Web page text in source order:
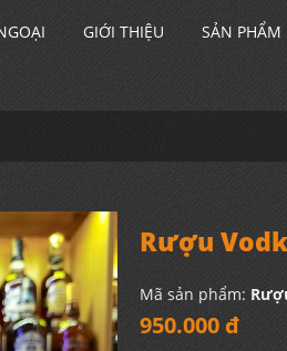
GIỚI THIỆU SẢN PHẨM
Rượu
Mã sản phẩm:
950.000 đ